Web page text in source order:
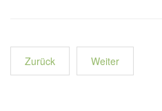
Zurück Weiter